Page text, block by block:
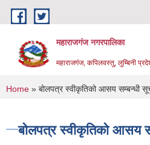
Skip to main content
महाराजगंज नगरपालिका
महाराजगंज, कपिलवस्तु, लुम्बिनी
You are here
Home » बोलपत्र स्वीकृतिको आसय सम्बन्धी
बोलपत्र स्वीकृतिको आसय